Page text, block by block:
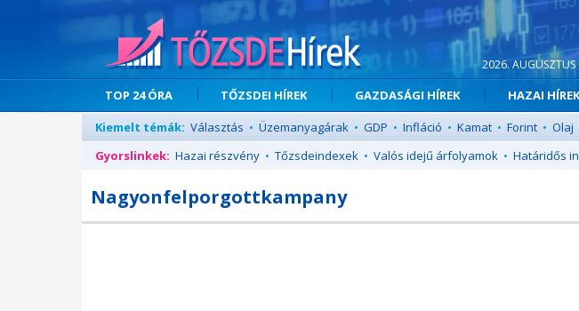
2026.
TOP 24 ÓRA TŐZSDEI HÍREK GAZDASÁGI HÍREK HAZAI HÍREK
Kiemelt témák: Választás • Üzemanyagárak • GDP • Infláció • Kamat • Forint • Olaj
Gyorslinkek: Hazai részvény • Tőzsdeindexek • Valós idejű árfolyamok • Határidős
Nagyonfelporgottkampany